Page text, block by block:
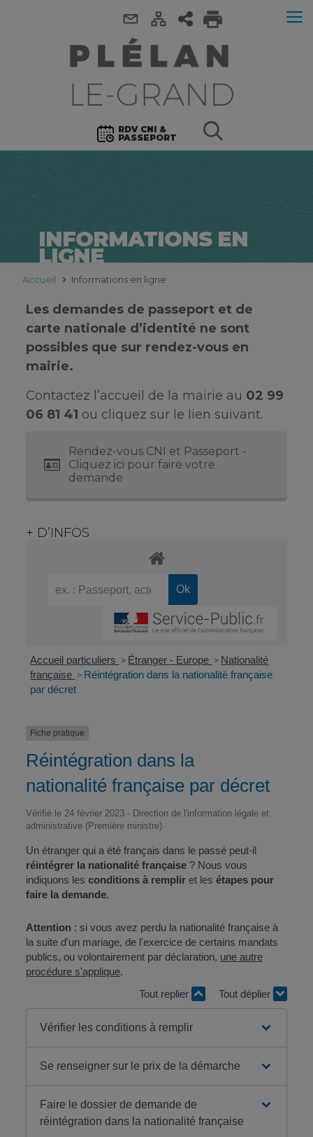
RDV CNI &
PASSEPORT
INFORMATIONS EN
LIGNE
Accueil Informations en ligne
Les demandes de passeport et de
carte nationale d’identité ne sont
possibles que sur rendez-vous en
mairie.
Contactez l’accueil de la mairie au 02 99
06 81 41 ou cliquez sur le lien suivant.
Rendez-vous CNI et Passeport -
Cliquez ici pour faire votre
demande
+ D’INFOS
Accueil particuliers > Étranger - Europe > Nationalité
française > Réintégration dans la nationalité française
par décret
Fiche pratique
Réintégration dans la
nationalité française par décret
Vérifié le 24 février 2023 - Direction de l'information légale et
administrative (Première ministre)
Un étranger qui a été français dans le passé peut-il
réintégrer la nationalité française? Nous vous
indiquons les conditions à rempliret les étapes pour
faire la demande.
Attention : si vous avez perdu la nationalité française à
la suite d'un mariage, de l'exercice de certains mandats
publics, ou volontairement par déclaration, une autre
procédure s'applique.
Tout replier
Tout déplier
Vérifier les conditions à remplir
Se renseigner sur le prix de la démarche
Faire le dossier de demande de
réintégration dans la nationalité française